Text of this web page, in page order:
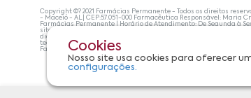
Cookies
Nosso site usa cookies para oferecer
configurações.
Copyright ©? 2021 Farmácias Permanente - Todos os direitos
- Maceió - AL| CEP:57.051-000 Farmacêutica Responsável: Maria
Farmácias Permanente | Horário de Atendimento: De Segunda à
site não devem ser utilizadas para automedicação e, de forma
diagnosticar problemas de saúde e prescrever o tratamento
tecnologias mais avançadas de proteção de dados, para que
Farmácias Permanente. Todos os pedidos efetuados estão